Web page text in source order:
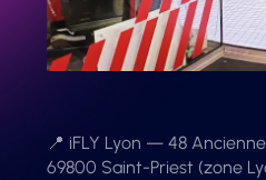
📍 iFLY Lyon — 48
69800 Saint-Priest (zone